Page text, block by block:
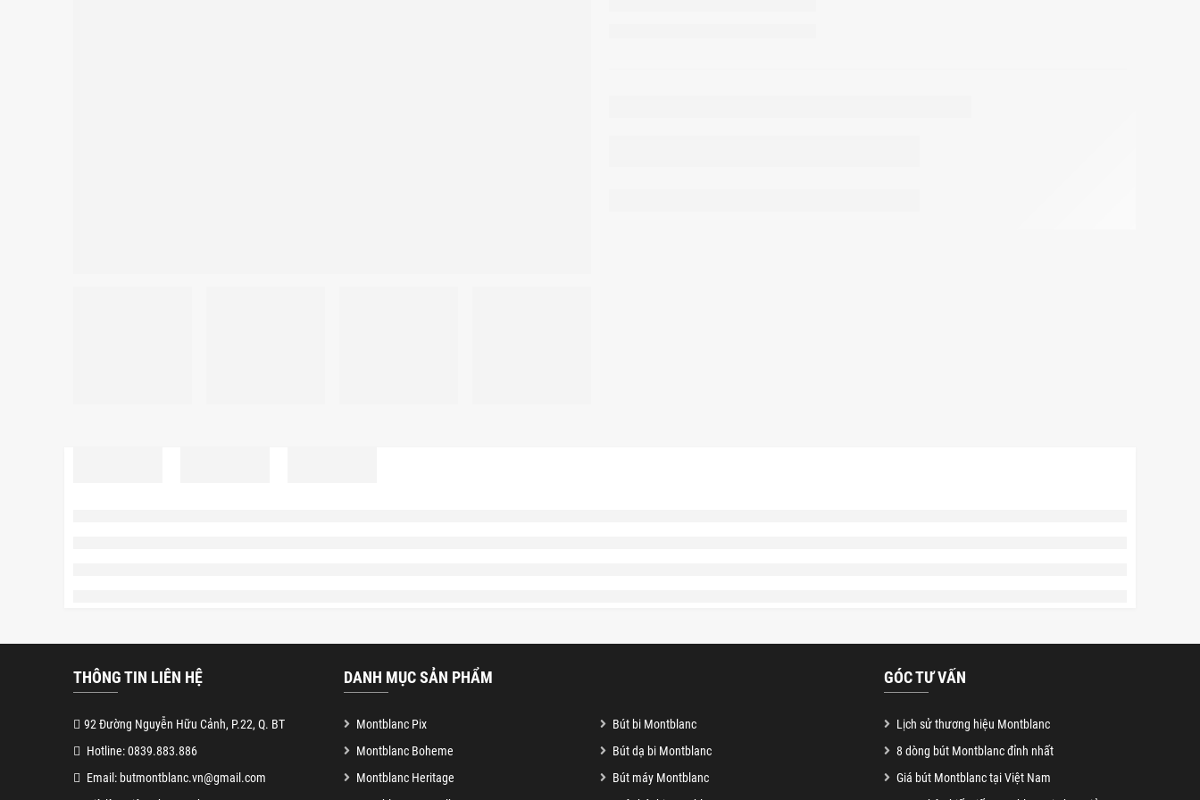
THÔNG TIN LIÊN HỆ
92 Đường Nguyễn Hữu Cảnh, P.22, Q. BT
Hotline: 0839.883.886
Email: butmontblanc.vn@gmail.com
DANH MỤC SẢN PHẨM
Montblanc Pix
Bút bi Montblanc
Montblanc Boheme
Bút dạ bi Montblanc
Montblanc Heritage
Bút máy Montblanc
GÓC TƯ VẤN
Lịch sử thương hiệu Montblanc
8 dòng bút Montblanc đỉnh nhất
Giá bút Montblanc tại Việt Nam